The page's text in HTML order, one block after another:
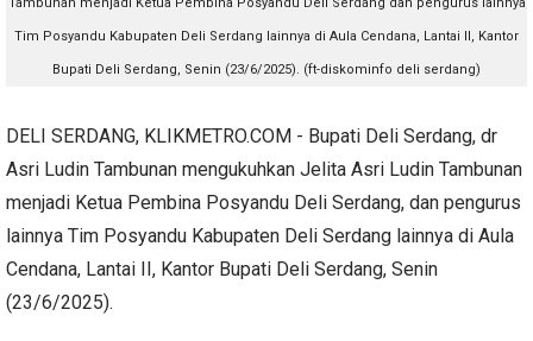
Tim Posyandu Kabupaten Deli Serdang lainnya di Aula Cendana, Lantai II, Kantor
Bupati Deli Serdang, Senin (23/6/2025). (ft-diskominfo deli serdang)
DELI SERDANG, KLIKMETRO.COM - Bupati Deli Serdang, dr
Asri Ludin Tambunan mengukuhkan Jelita Asri Ludin Tambunan
menjadi Ketua Pembina Posyandu Deli Serdang, dan pengurus
lainnya Tim Posyandu Kabupaten Deli Serdang lainnya di Aula
Cendana, Lantai II, Kantor Bupati Deli Serdang, Senin
(23/6/2025).